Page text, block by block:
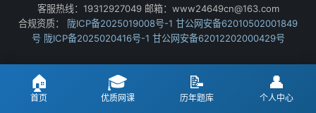
客服热线：19312927049 邮箱：www24649cn@163.com
合规资质：
陇ICP备2025019008号-1 甘公网安备62010502001849
号 陇ICP备2025020416号-1 甘公网安备62012202000429号
🏠
首页
🎓
优质网课
📝
历年题库
👤
个人中心